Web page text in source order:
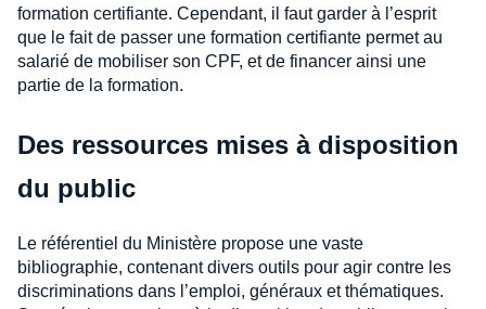
formation certifiante. Cependant, il faut garder à l’esprit
que le fait de passer une formation certifiante permet au
salarié de mobiliser son CPF, et de financer ainsi une
partie de la formation.
Des ressources mises à disposition
du public
Le référentiel du Ministère propose une vaste
bibliographie, contenant divers outils pour agir contre les
discriminations dans l’emploi, généraux et thématiques.